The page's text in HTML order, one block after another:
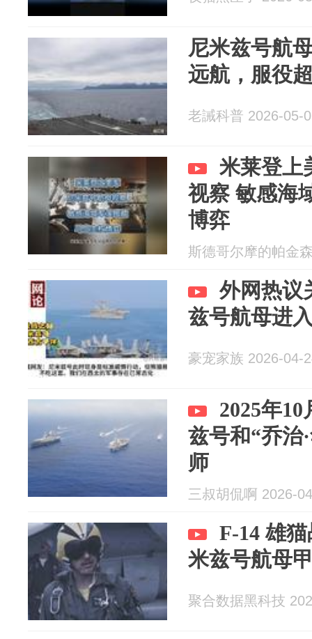
尼米兹号航
远航，服役
老誡科普 2026-05-
米莱登上
视察 敏感海
博弈
斯德哥尔摩的帕金
外网热议
兹号航母进
豪宠家族 2026-04-
2025年
兹号和“乔治
师
三叔胡侃啊 2026-
F-14 雄
米兹号航母
聚合数据黑科技